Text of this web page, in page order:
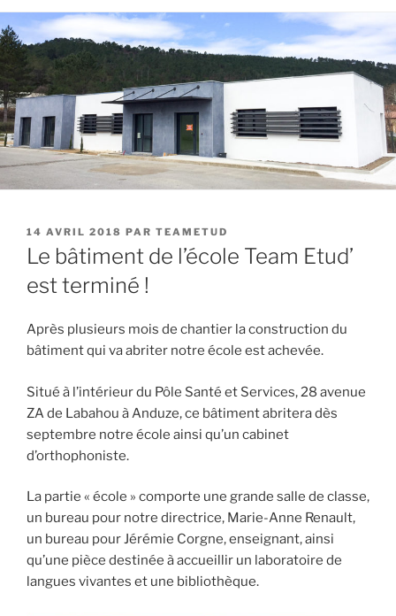
PUBLIÉ
LE
14 AVRIL 2018 PAR TEAMETUD
Le bâtiment de l’école Team Etud’
est terminé !
Après plusieurs mois de chantier la construction du
bâtiment qui va abriter notre école est achevée.
Situé à l’intérieur du Pôle Santé et Services, 28 avenue
ZA de Labahou à Anduze, ce bâtiment abritera dès
septembre notre école ainsi qu’un cabinet
d’orthophoniste.
La partie « école » comporte une grande salle de classe,
un bureau pour notre directrice, Marie-Anne Renault,
un bureau pour Jérémie Corgne, enseignant, ainsi
qu’une pièce destinée à accueillir un laboratoire de
langues vivantes et une bibliothèque.